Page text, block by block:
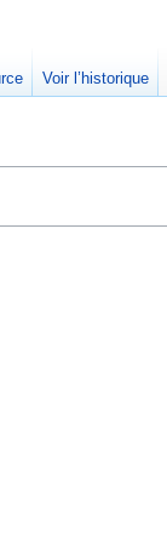
Voir l’historique